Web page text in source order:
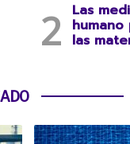
Las
las